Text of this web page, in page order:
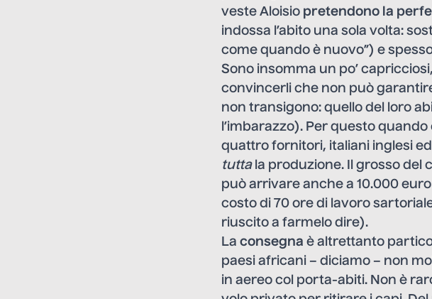
veste Aloisio pretendono la
indossa l’abito una sola volta:
come quando è nuovo”) e
Sono insomma un po’
convincerli che non può
non transigono: quello del loro
l’imbarazzo). Per questo
quattro fornitori, italiani inglesi
tutta la produzione. Il grosso del
può arrivare anche a 10.000
costo di 70 ore di lavoro
riuscito a farmelo dire).
La consegna è altrettanto
paesi africani – diciamo – non
in aereo col porta-abiti. Non è